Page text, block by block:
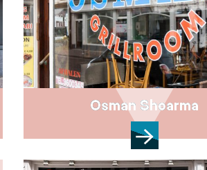
Osman Shoarma